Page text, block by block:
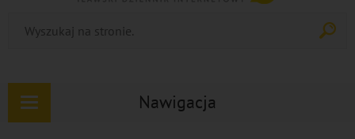
Nawigacja
Rozwiń